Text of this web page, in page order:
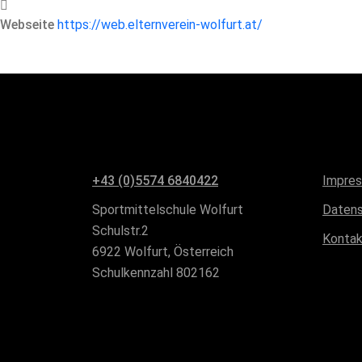
Webseite https://web.elternverein-wolfurt.at/
+43 (0)5574 6840422
Sportmittelschule Wolfurt
Schulstr.2
6922 Wolfurt, Österreich
Schulkennzahl 802162